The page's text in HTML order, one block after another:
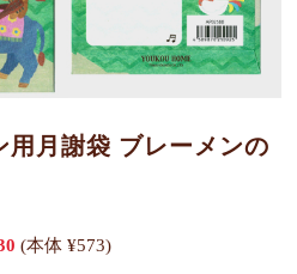
用月謝袋 ブレーメンの
(本体 ¥573)